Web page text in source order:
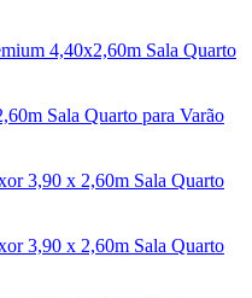
4,40x2,60m Sala Quarto
Sala Quarto para Varão
3,90 x 2,60m Sala Quarto
3,90 x 2,60m Sala Quarto